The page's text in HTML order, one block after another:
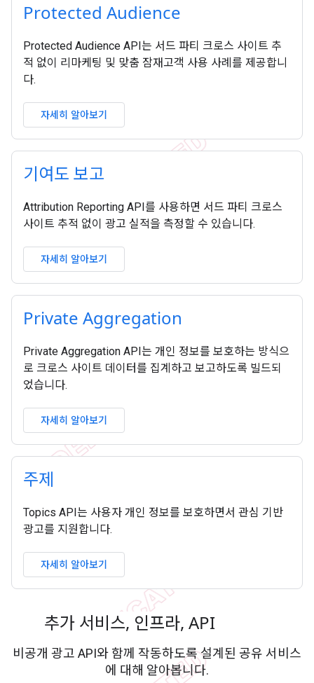
Protected Audience
Protected Audience API는 서드 파티 크로스 사이트 추
적 없이 리마케팅 및 맞춤 잠재고객 사용 사례를 제공합니
다.
자세히 알아보기
기여도 보고
Attribution Reporting API를 사용하면 서드 파티 크로스
사이트 추적 없이 광고 실적을 측정할 수 있습니다.
자세히 알아보기
Private Aggregation
Private Aggregation API는 개인 정보를 보호하는 방식으
로 크로스 사이트 데이터를 집계하고 보고하도록 빌드되
었습니다.
자세히 알아보기
주제
Topics API는 사용자 개인 정보를 보호하면서 관심 기반
광고를 지원합니다.
자세히 알아보기
추가 서비스, 인프라, API
비공개 광고 API와 함께 작동하도록 설계된 공유 서비스
에 대해 알아봅니다.